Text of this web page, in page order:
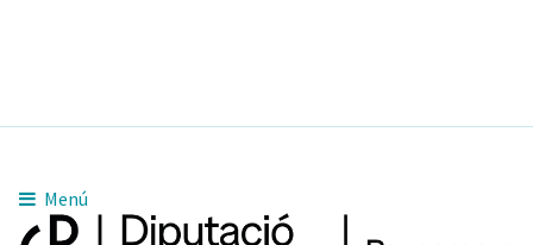
Menú